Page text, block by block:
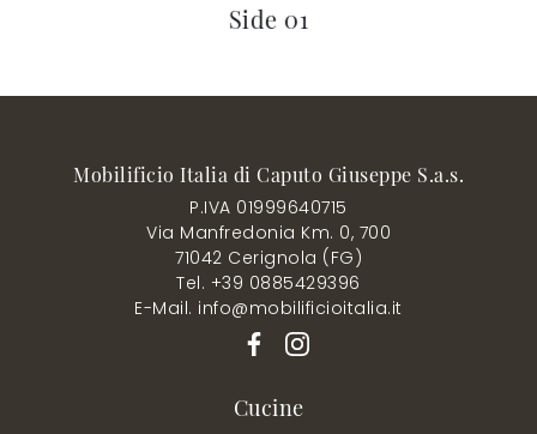
Side 01
Mobilificio Italia di Caputo Giuseppe S.a.s.
P.IVA 01999640715
Via Manfredonia Km. 0, 700
71042 Cerignola (FG)
Tel. +39 0885429396
E-Mail. info@mobilificioitalia.it
Cucine